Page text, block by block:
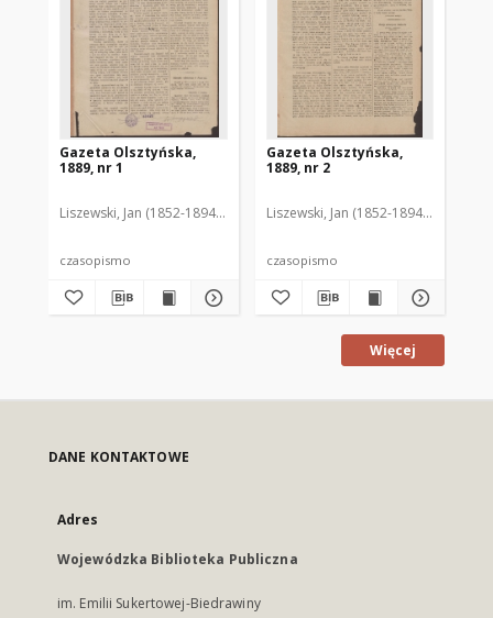
Gazeta Olsztyńska,
1889, nr 1
Liszewski, Jan (1852-1894). Red.
czasopismo
Gazeta Olsztyńska,
1889, nr 2
Liszewski, Jan (1852-1894). Red.
czasopismo
Więcej
DANE KONTAKTOWE
Adres
Wojewódzka Biblioteka Publiczna
im. Emilii Sukertowej-Biedrawiny